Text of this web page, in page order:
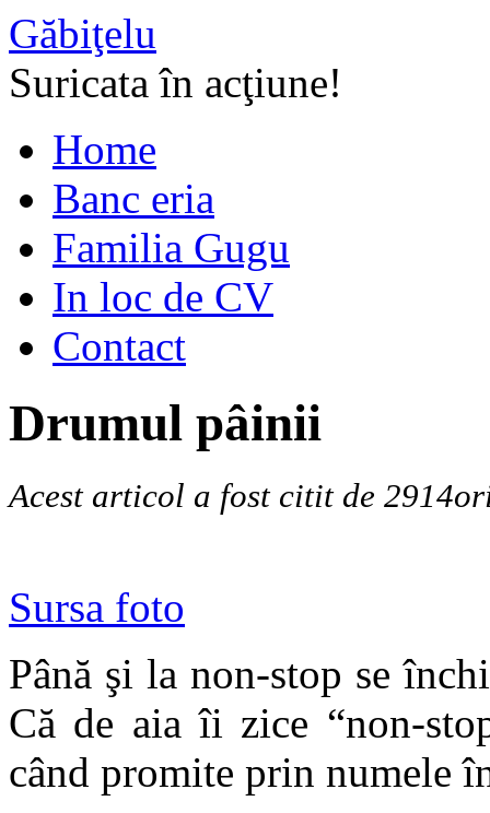
Găbiţelu
Suricata în acţiune!
Home
Banc eria
Familia Gugu
In loc de CV
Contact
Drumul pâinii
Acest articol a fost citit de
Sursa foto
Până şi la non-stop se
Că de aia îi zice “non-
când promite prin numele